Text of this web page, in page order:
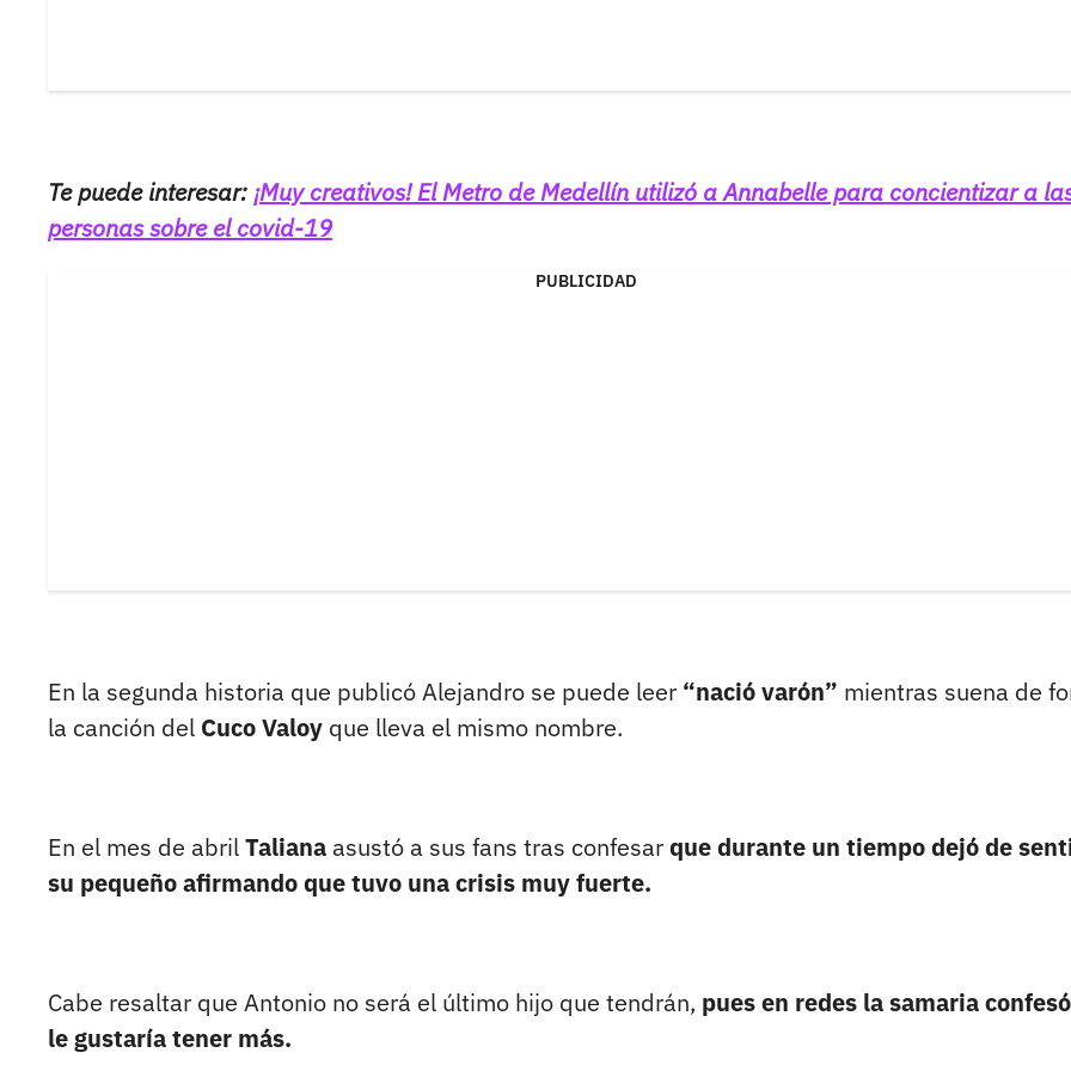
Te puede interesar:¡Muy creativos! El Metro de Medellín utilizó a Annabelle para concientizar a
personas sobre el covid-19
PUBLICIDAD
En la segunda historia que publicó Alejandro se puede leer “nació varón” mientras suena de
la canción del Cuco Valoy que lleva el mismo nombre.
En el mes de abrilTaliana asustó a sus fans tras confesarque durante un tiempo dejó de
su pequeño afirmando que tuvo una crisis muy fuerte.
Cabe resaltar que Antonio no será el último hijo que tendrán, pues en redes la samaria
le gustaría tener más.